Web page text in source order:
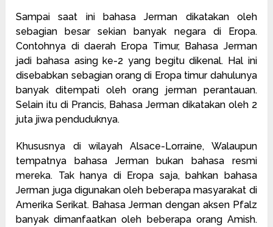
Sampai saat ini bahasa Jerman dikatakan oleh
sebagian besar sekian banyak negara di Eropa.
Contohnya di daerah Eropa Timur, Bahasa Jerman
jadi bahasa asing ke-2 yang begitu dikenal. Hal ini
disebabkan sebagian orang di Eropa timur dahulunya
banyak ditempati oleh orang jerman perantauan.
Selain itu di Prancis, Bahasa Jerman dikatakan oleh 2
juta jiwa penduduknya.
Khususnya di wilayah Alsace-Lorraine, Walaupun
tempatnya bahasa Jerman bukan bahasa resmi
mereka. Tak hanya di Eropa saja, bahkan bahasa
Jerman juga digunakan oleh beberapa masyarakat di
Amerika Serikat. Bahasa Jerman dengan aksen Pfalz
banyak dimanfaatkan oleh beberapa orang Amish.